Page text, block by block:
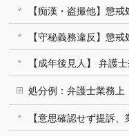
【痴漢・盗撮他】懲戒
【守秘義務違反】懲戒
【成年後見人】 弁護
処分例：弁護士業務上
【意思確認せず提訴